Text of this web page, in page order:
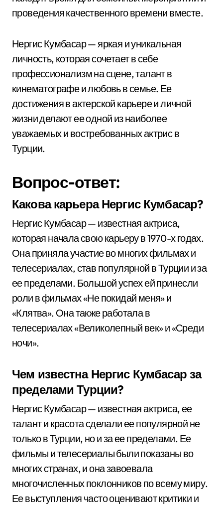
проведения качественного времени вместе.
Нергис Кумбасар — яркая и уникальная
личность, которая сочетает в себе
профессионализм на сцене, талант в
кинематографе и любовь в семье. Ее
достижения в актерской карьере и личной
жизни делают ее одной из наиболее
уважаемых и востребованных актрис в
Турции.
Вопрос-ответ:
Какова карьера Нергис Кумбасар?
Нергис Кумбасар — известная актриса,
которая начала свою карьеру в 1970-х годах.
Она приняла участие во многих фильмах и
телесериалах, став популярной в Турции и за
ее пределами. Большой успех ей принесли
роли в фильмах «Не покидай меня» и
«Клятва». Она также работала в
телесериалах «Великолепный век» и «Среди
ночи».
Чем известна Нергис Кумбасар за
пределами Турции?
Нергис Кумбасар — известная актриса, ее
талант и красота сделали ее популярной не
только в Турции, но и за ее пределами. Ее
фильмы и телесериалы были показаны во
многих странах, и она завоевала
многочисленных поклонников по всему миру.
Ее выступления часто оценивают критики и